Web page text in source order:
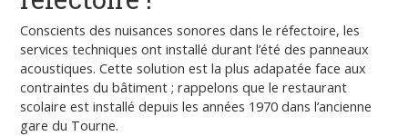
Conscients des nuisances sonores dans le réfectoire, les
services techniques ont installé durant l’été des panneaux
acoustiques. Cette solution est la plus adapatée face aux
contraintes du bâtiment ; rappelons que le restaurant
scolaire est installé depuis les années 1970 dans l’ancienne
gare du Tourne.